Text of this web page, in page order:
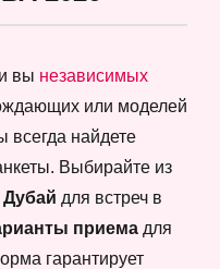
вы независимых
или моделей
всегда найдете
Выбирайте из
Дубай для встреч в
приема для
гарантирует